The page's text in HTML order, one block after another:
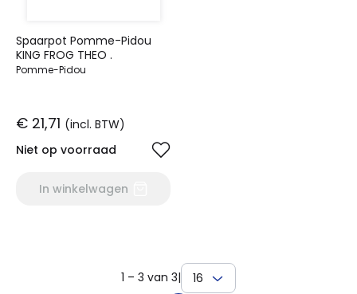
Spaarpot Pomme-Pidou
KING FROG THEO .
Pomme-Pidou
€ 21,71 (incl. BTW)
Niet op voorraad
In winkelwagen
1 – 3 van 3| 16